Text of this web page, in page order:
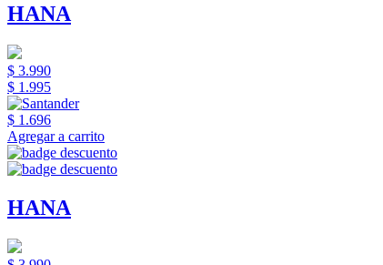
HANA
$ 3.990
$ 1.995
$ 1.696
Agregar a carrito
HANA